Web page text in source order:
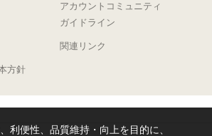
利便性、品質維持・向上を目的に、
アカウントコミュニティ
ガイドライン
関連リンク
方針